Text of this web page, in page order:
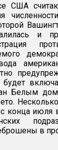
США
и
будет
Белым
с конца
в